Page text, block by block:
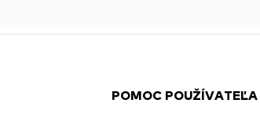
POMOC POUŽÍVATEĽA